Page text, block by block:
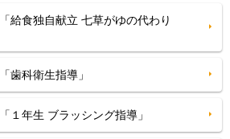
給食独自献立 七草がゆの代わり
歯科衛生指導」
１年生 ブラッシング指導」